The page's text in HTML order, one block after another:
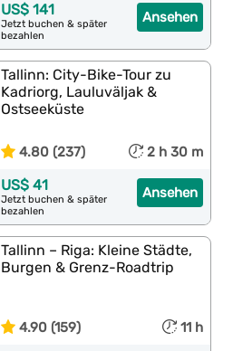
Ansehen
US$ 141
Jetzt buchen & später
bezahlen
Tallinn: City-Bike-Tour zu
Kadriorg, Lauluväljak &
Ostseeküste
4.80 (237) 2 h 30 m
Ansehen
US$ 41
Jetzt buchen & später
bezahlen
Tallinn – Riga: Kleine Städte,
Burgen & Grenz-Roadtrip
4.90 (159) 11 h